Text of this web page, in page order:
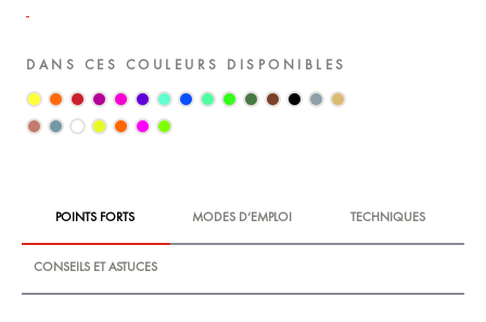
DANS CES COULEURS DISPONIBLES
POINTS FORTS MODES D‘EMPLOI TECHNIQUES
CONSEILS ET ASTUCES